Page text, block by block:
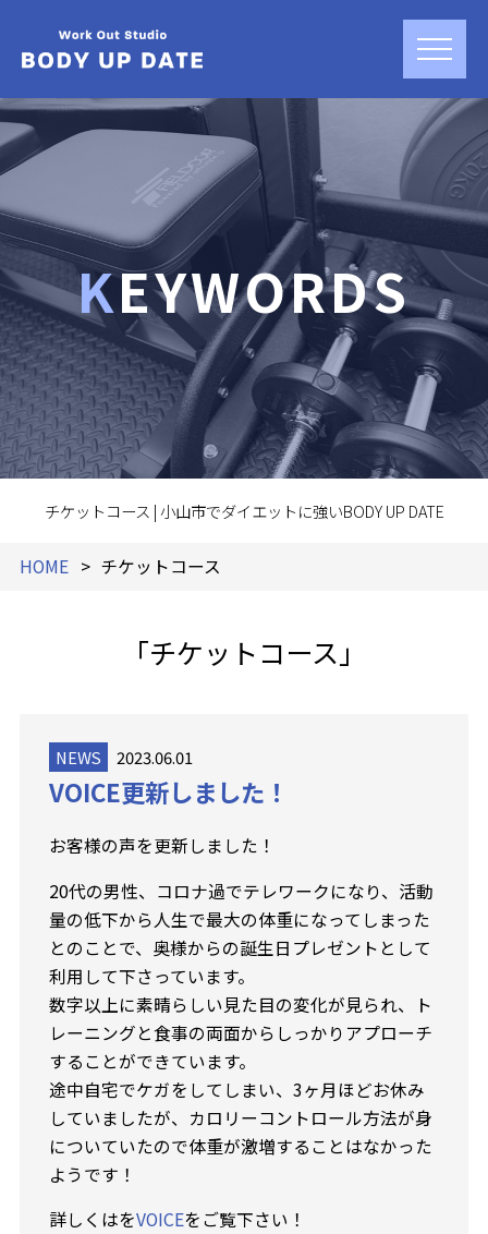
KEYWORDS
チケットコース | 小山市でダイエットに強いBODY UP DATE
HOME チケットコース
「チケットコース」
NEWS 2023.06.01
VOICE更新しました！
お客様の声を更新しました！
20代の男性、コロナ過でテレワークになり、活動
量の低下から人生で最大の体重になってしまった
とのことで、奥様からの誕生日プレゼントとして
利用して下さっています。
数字以上に素晴らしい見た目の変化が見られ、ト
レーニングと食事の両面からしっかりアプローチ
することができています。
途中自宅でケガをしてしまい、3ヶ月ほどお休み
していましたが、カロリーコントロール方法が身
についていたので体重が激増することはなかった
ようです！
詳しくはをVOICEをご覧下さい！